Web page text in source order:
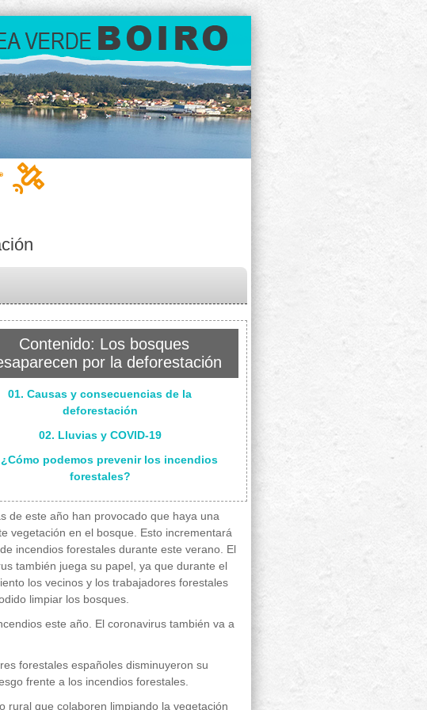
Contenido: Los bosques
por la deforestación
01. Causas y consecuencias de la
deforestación
02. Lluvias y COVID-19
¿Cómo podemos prevenir los incendios
forestales?
de este año han provocado que haya una
vegetación en el bosque. Esto incrementará
incendios forestales durante este verano. El
también juega su papel, ya que durante el
los vecinos y los trabajadores forestales
limpiar los bosques.
este año. El coronavirus también va a
forestales españoles disminuyeron su
frente a los incendios forestales.
rural que colaboren limpiando la vegetación